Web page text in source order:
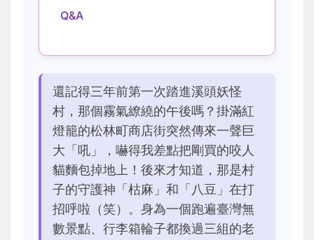
Q&A
還記得三年前第一次踏進溪頭妖怪
村，那個霧氣繚繞的午後嗎？掛滿紅
燈籠的松林町商店街突然傳來一聲巨
大「吼」，嚇得我差點把剛買的咬人
貓麵包掉地上！後來才知道，那是村
子的守護神「枯麻」和「八豆」在打
招呼啦（笑）。身為一個跑遍臺灣無
數景點、行李箱輪子都換過三組的老